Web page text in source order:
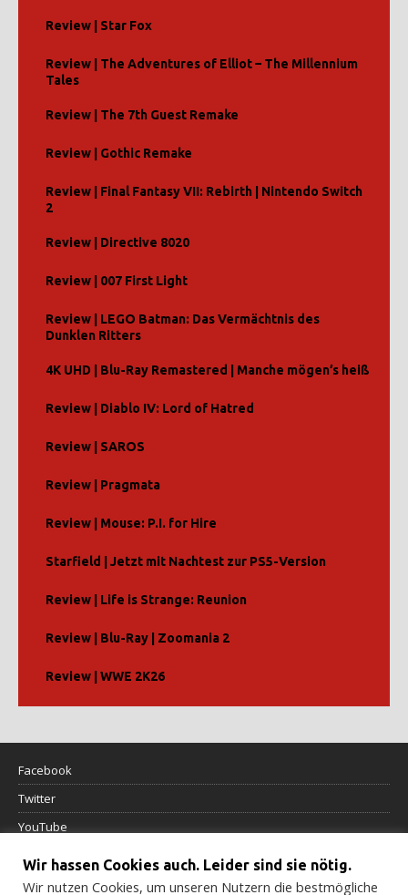
Review | Star Fox
Review | The Adventures of Elliot – The Millennium
Tales
Review | The 7th Guest Remake
Review | Gothic Remake
Review | Final Fantasy VII: Rebirth | Nintendo Switch
2
Review | Directive 8020
Review | 007 First Light
Review | LEGO Batman: Das Vermächtnis des
Dunklen Ritters
4K UHD | Blu-Ray Remastered | Manche mögen’s heiß
Review | Diablo IV: Lord of Hatred
Review | SAROS
Review | Pragmata
Review | Mouse: P.I. for Hire
Starfield | Jetzt mit Nachtest zur PS5-Version
Review | Life is Strange: Reunion
Review | Blu-Ray | Zoomania 2
Review | WWE 2K26
Facebook
Twitter
YouTube
Datenschutzerklärung
Wir hassen Cookies auch. Leider sind sie nötig.
Wir nutzen Cookies, um unseren Nutzern die bestmögliche